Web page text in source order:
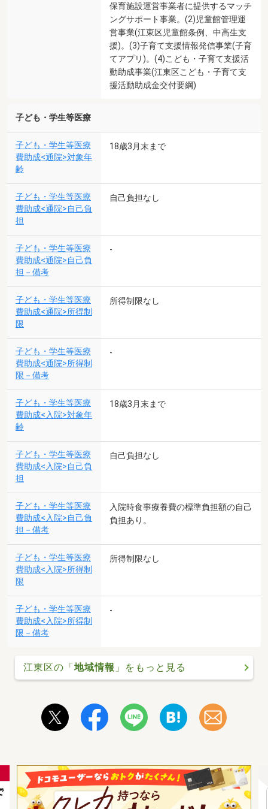
保育施設運営事業者に提供するマッチ
ングサポート事業。(2)児童館管理運
営事業(江東区児童館条例、中高生支
援)。(3)子育て支援情報発信事業(子育
てアプリ)。(4)こども・子育て支援活
動助成事業(江東区こども・子育て支
援活動助成金交付要綱)
子ども・学生等医療
子ども・学生等医療
費助成<通院>対象年
齢
18歳3月末まで
子ども・学生等医療
費助成<通院>自己負
担
自己負担なし
子ども・学生等医療
費助成<通院>自己負
担－備考
-
子ども・学生等医療
費助成<通院>所得制
限
所得制限なし
子ども・学生等医療
費助成<通院>所得制
限－備考
-
子ども・学生等医療
費助成<入院>対象年
齢
18歳3月末まで
子ども・学生等医療
費助成<入院>自己負
担
自己負担なし
子ども・学生等医療
費助成<入院>自己負
担－備考
入院時食事療養費の標準負担額の自己
負担あり。
子ども・学生等医療
費助成<入院>所得制
限
所得制限なし
子ども・学生等医療
費助成<入院>所得制
限－備考
-
江東区の「地域情報 」をもっと見る